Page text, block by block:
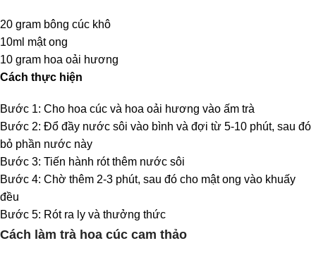
20 gram bông cúc khô
10ml mật ong
10 gram hoa oải hương
Cách thực hiện
Bước 1: Cho hoa cúc và hoa oải hương vào ấm trà
Bước 2: Đổ đầy nước sôi vào bình và đợi từ 5-10 phút, sau đó
bỏ phần nước này
Bước 3: Tiến hành rót thêm nước sôi
Bước 4: Chờ thêm 2-3 phút, sau đó cho mật ong vào khuấy
đều
Bước 5: Rót ra ly và thưởng thức
Cách làm trà hoa cúc cam thảo